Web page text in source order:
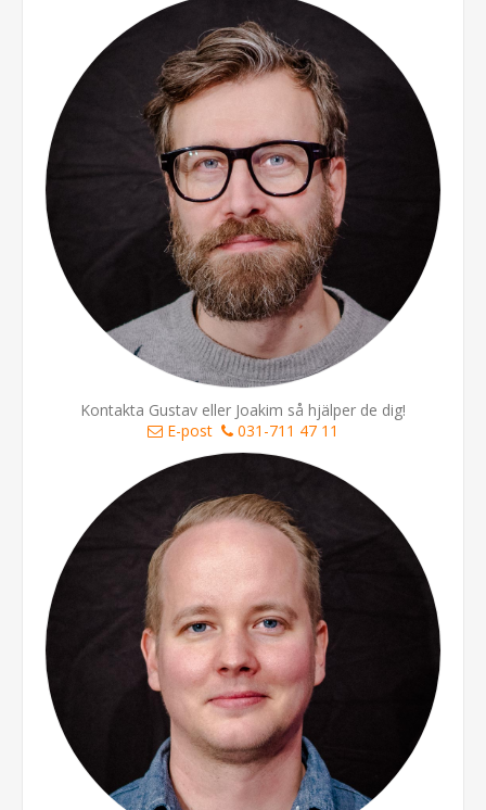
Kontakta Gustav eller Joakim så hjälper de dig!
E-post
031-711 47 11